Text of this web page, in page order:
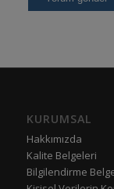
KURUMSAL
Hakkımızda
Kalite Belgeleri
Bilgilendirme